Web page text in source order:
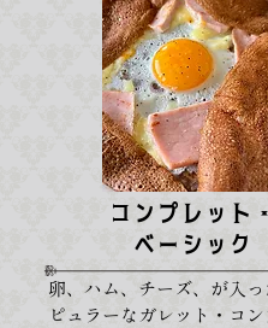
コンプレット・
ベーシック
卵、ハム、チーズ、が入
ピュラーなガレット・コン